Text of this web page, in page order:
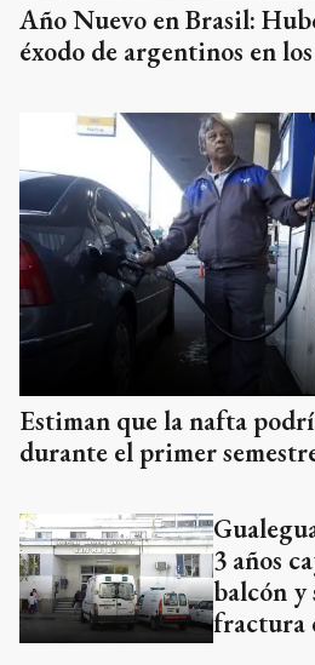
Año Nuevo en Brasil:
éxodo de argentinos en
Estiman que la nafta
durante el primer
3 años
balcón
fractura